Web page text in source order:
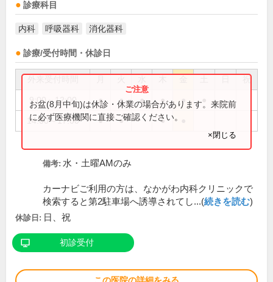
診療科目
内科 呼吸器科 消化器科
診療/受付時間・休診日
祝
9:00～12:00 ● ● ● ● ●
14:00～17:00 ● ● ●
お盆(8月中旬)は休診・休業の場合があります。来院前
に必ず医療機関に直接ご確認ください。
×閉じる
備考: 水・土曜AMのみ
カーナビご利用の方は、なかがわ内科クリニックで
検索すると第2駐車場へ誘導されてし...(続きを読む)
休診日: 日、祝
初診受付